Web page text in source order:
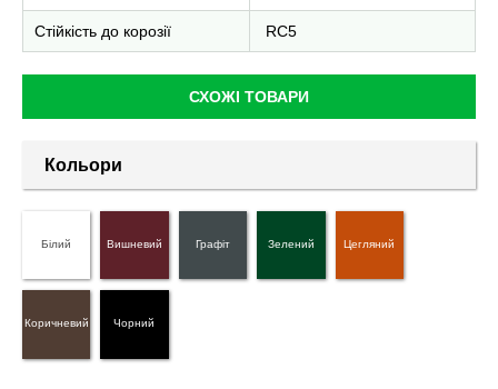
Стійкість до корозії RC5
СХОЖІ ТОВАРИ
Кольори
Білий Вишневий Графіт Зелений Цегляний
Коричневий Чорний